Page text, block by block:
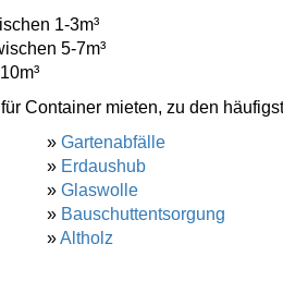
1-3m³
5-7m³
Container mieten, zu den
» Gartenabfälle
» Erdaushub
» Glaswolle
» Bauschuttentsorgung
»Altholz